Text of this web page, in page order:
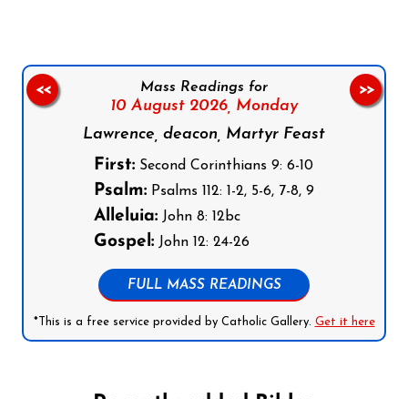
Mass Readings for
10 August 2026, Monday
Lawrence, deacon, Martyr Feast
First: Second Corinthians 9: 6-10
Psalm: Psalms 112: 1-2, 5-6, 7-8, 9
Alleluia: John 8: 12bc
Gospel: John 12: 24-26
FULL MASS READINGS
*This is a free service provided by Catholic Gallery. Get it here
<< >>